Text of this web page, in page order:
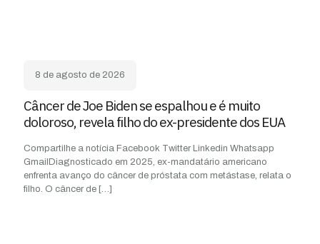
8 de agosto de 2026
Câncer de Joe Biden se espalhou e é muito
doloroso, revela filho do ex-presidente dos EUA
Compartilhe a notícia Facebook Twitter Linkedin Whatsapp
GmailDiagnosticado em 2025, ex-mandatário americano
enfrenta avanço do câncer de próstata com metástase, relata o
filho. O câncer de […]